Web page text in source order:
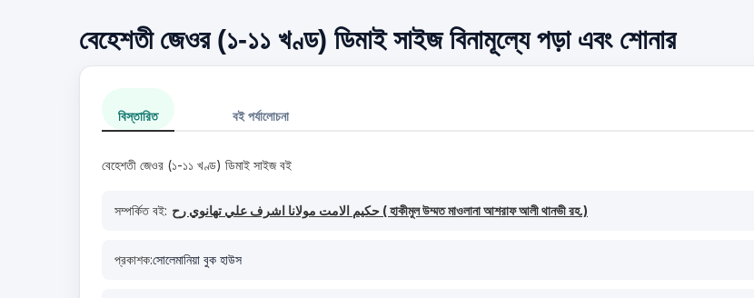
বেহেশতী জেওর (১-১১ খণ্ড) ডিমাই সাইজ বিনামূল্যে পড়া এবং শোনার
বিস্তারিত বই পর্যালোচনা
বেহেশতী জেওর (১-১১ খণ্ড) ডিমাই সাইজ বই
সম্পর্কিত বই: حكيم الامت مولانا اشرف علي تهانوي رح ( হাকীমুল উম্মত মাওলানা আশরাফ আলী থানভী রহ.)
প্রকাশক:সোলেমানিয়া বুক হাউস